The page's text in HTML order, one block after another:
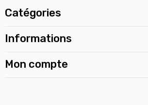
Catégories
Informations
Mon compte